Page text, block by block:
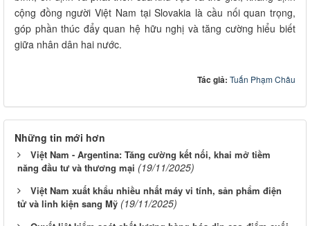
cộng đồng người Việt Nam tại Slovakia là cầu nối quan trọng,
góp phần thúc đẩy quan hệ hữu nghị và tăng cường hiểu biết
giữa nhân dân hai nước.
Tác giả: Tuấn Phạm Châu
Những tin mới hơn
Việt Nam - Argentina: Tăng cường kết nối, khai mở tiềm
năng đầu tư và thương mại (19/11/2025)
Việt Nam xuất khẩu nhiều nhất máy vi tính, sản phẩm điện
tử và linh kiện sang Mỹ (19/11/2025)